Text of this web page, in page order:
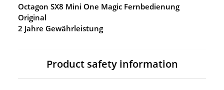
Octagon SX8 Mini One Magic Fernbedienung
Original
2 Jahre Gewährleistung
Product safety information